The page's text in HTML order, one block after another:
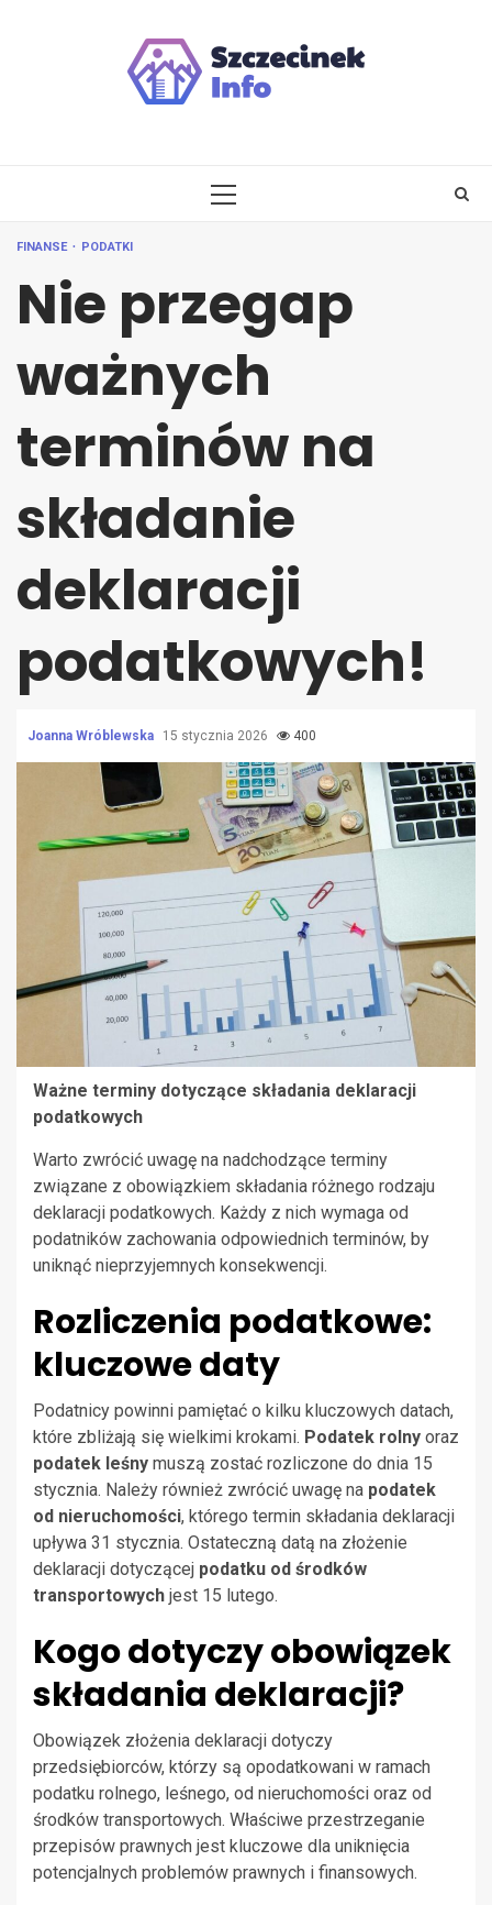
PRIMARY
FINANSE PODATKI
Nie przegap
ważnych
terminów na
składanie
deklaracji
podatkowych!
Joanna Wróblewska 15 stycznia 2026 400
Ważne terminy dotyczące składania deklaracji
podatkowych
Warto zwrócić uwagę na nadchodzące terminy
związane z obowiązkiem składania różnego rodzaju
deklaracji podatkowych. Każdy z nich wymaga od
podatników zachowania odpowiednich terminów, by
uniknąć nieprzyjemnych konsekwencji.
Rozliczenia podatkowe:
kluczowe daty
Podatnicy powinni pamiętać o kilku kluczowych datach,
które zbliżają się wielkimi krokami. Podatek rolny oraz
podatek leśny muszą zostać rozliczone do dnia 15
stycznia. Należy również zwrócić uwagę na podatek
od nieruchomości, którego termin składania deklaracji
upływa 31 stycznia. Ostateczną datą na złożenie
deklaracji dotyczącej podatku od środków
transportowych jest 15 lutego.
Kogo dotyczy obowiązek
składania deklaracji?
Obowiązek złożenia deklaracji dotyczy
przedsiębiorców, którzy są opodatkowani w ramach
podatku rolnego, leśnego, od nieruchomości oraz od
środków transportowych. Właściwe przestrzeganie
przepisów prawnych jest kluczowe dla uniknięcia
potencjalnych problemów prawnych i finansowych.